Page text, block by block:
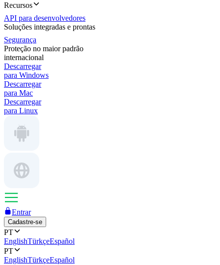
Recursos
API para desenvolvedores
Soluções integradas e prontas
Segurança
Proteção no maior padrão
internacional
Descarregar
para Windows
Descarregar
para Mac
Descarregar
para Linux
Entrar
Cadastre-se
PT
EnglishTürkçeEspañol
PT
EnglishTürkçeEspañol